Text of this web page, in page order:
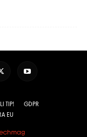
TIP!
GDPR
EU